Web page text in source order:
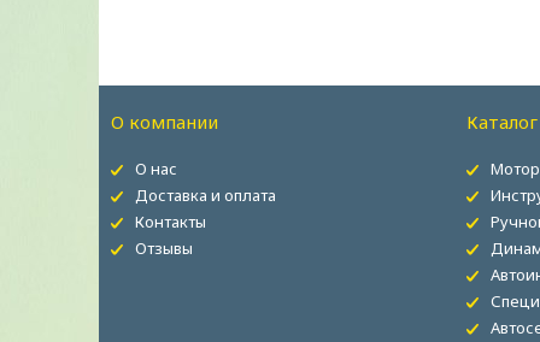
О компании
О нас
Доставка и оплата
Контакты
Отзывы